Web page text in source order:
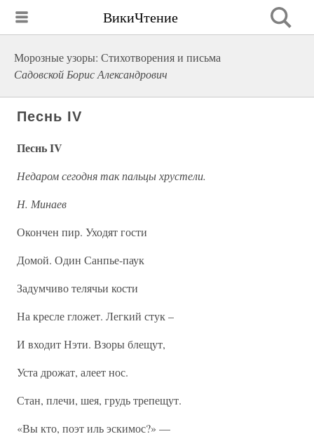
ВикиЧтение
Морозные узоры: Стихотворения и письма
Садовской Борис Александрович
Песнь IV
Песнь IV
Недаром сегодня так пальцы хрустели.
Н. Минаев
Окончен пир. Уходят гости
Домой. Один Санпье-паук
Задумчиво телячьи кости
На кресле гложет. Легкий стук –
И входит Нэти. Взоры блещут,
Уста дрожат, алеет нос.
Стан, плечи, шея, грудь трепещут.
«Вы кто, поэт иль эскимос?» —